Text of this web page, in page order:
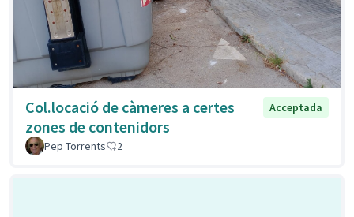
Col.locació de càmeres a certes
zones de contenidors
Acceptada
Pep Torrents 2